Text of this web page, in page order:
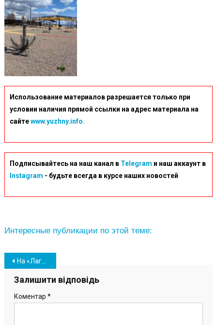
Использование материалов разрешается только при
условии наличия прямой ссылки на адрес материала на
сайтеwww.yuzhny.info.
Подписывайтесь на наш канал в Telegram и наш аккаунт в
Instagram - будьте всегда в курсе наших новостей
Интересные публикации по этой теме:
Навігація
записів
На «Лагуне» устанавливают фотозоны и обследуют акваторию пляжа
Залишити відповідь
Коментар *